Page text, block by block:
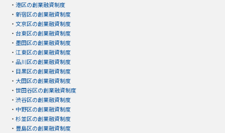
・ 港区の創業融資制度
・ 新宿区の創業融資制度
・ 文京区の創業融資制度
・ 台東区の創業融資制度
・ 墨田区の創業融資制度
・ 江東区の創業融資制度
・ 品川区の創業融資制度
・ 目黒区の創業融資制度
・ 大田区の創業融資制度
・ 世田谷区の創業融資制度
・ 渋谷区の創業融資制度
・ 中野区の創業融資制度
・ 杉並区の創業融資制度
・ 豊島区の創業融資制度